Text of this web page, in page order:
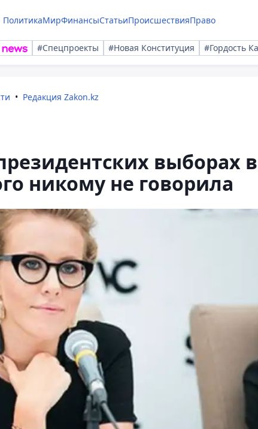
ПолитикаМирФинансыСтатьиПроисшествияПраво
#Спецпроекты #Новая Конституция #Гордость
Редакция Zakon.kz
выборах в
никому не говорила